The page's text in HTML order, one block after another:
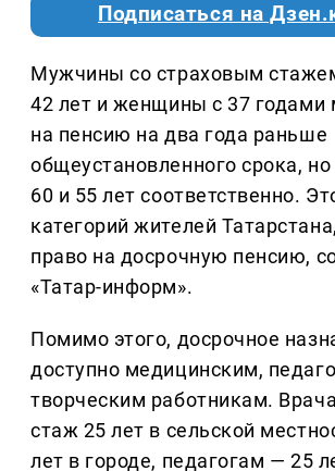
Подписаться на
Мужчины со страховым
42 лет и женщины с 37 годами
на пенсию на два года раньше
общеустановленного срока,
60 и 55 лет соответственно.
категорий жителей
право на досрочную пенсию,
«Татар-информ».
Помимо этого, досрочное
доступно медицинским,
творческим работникам.
стаж 25 лет в сельской
лет в городе, педагогам — 25